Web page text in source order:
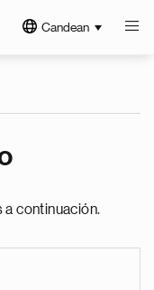
Candean
a continuación.